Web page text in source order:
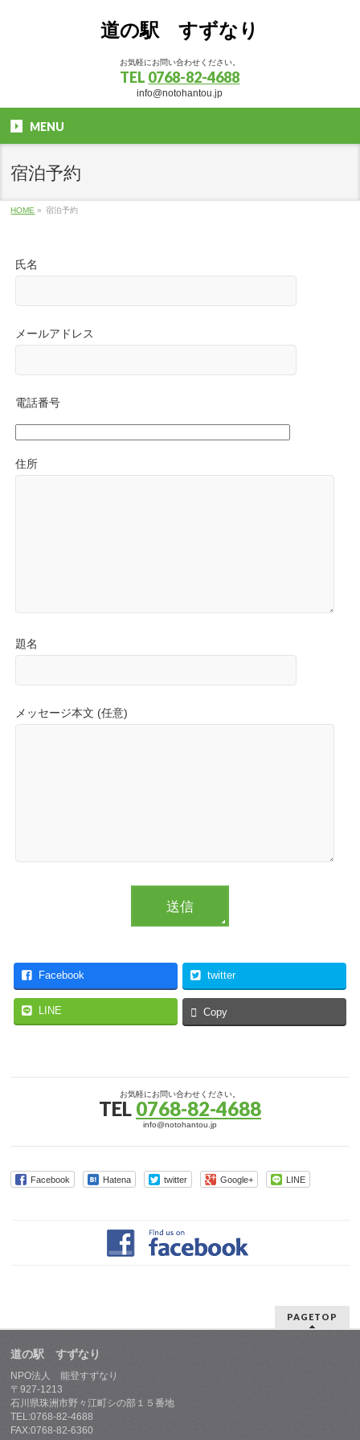
道の駅 すずなり
お気軽にお問い合わせください。
TEL 0768-82-4688
info@notohantou.jp
MENU
宿泊予約
HOME » 宿泊予約
氏名
メールアドレス
電話番号
住所
題名
メッセージ本文 (任意)
Facebook twitter
LINE Copy
お気軽にお問い合わせください。
TEL 0768-82-4688
info@notohantou.jp
Facebook Hatena twitter Google+ LINE
PAGETOP
道の駅 すずなり
NPO法人 能登すずなり
〒927-1213
石川県珠洲市野々江町シの部１５番地
TEL:0768-82-4688
FAX:0768-82-6360